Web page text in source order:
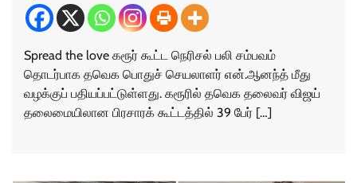
Spread the love கரூர் கூட்ட நெரிசல் பலி சம்பவம்
தொடர்பாக தவெக பொதுச் செயலாளர் என்.ஆனந்த் மீது
வழக்குப் பதியப்பட்டுள்ளது. கரூரில் தவெக தலைவர் விஜய்
தலைமையிலான பிரசாரக் கூட்டத்தில் 39 பேர் […]